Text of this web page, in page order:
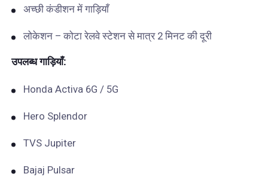
अच्छी कंडीशन में गाड़ियाँ
लोकेशन – कोटा रेलवे स्टेशन से मात्र 2 मिनट की दूरी
उपलब्ध गाड़ियाँ:
Honda Activa 6G / 5G
Hero Splendor
TVS Jupiter
Bajaj Pulsar